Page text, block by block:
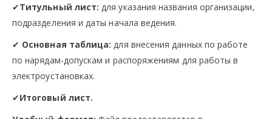
✔Титульный лист:для указания названия организации,
подразделения и даты начала ведения.
✔ Основная таблица:для внесения данных по работе
по нарядам-допускам и распоряжениям для работы в
электроустановках.
✔Итоговый лист.